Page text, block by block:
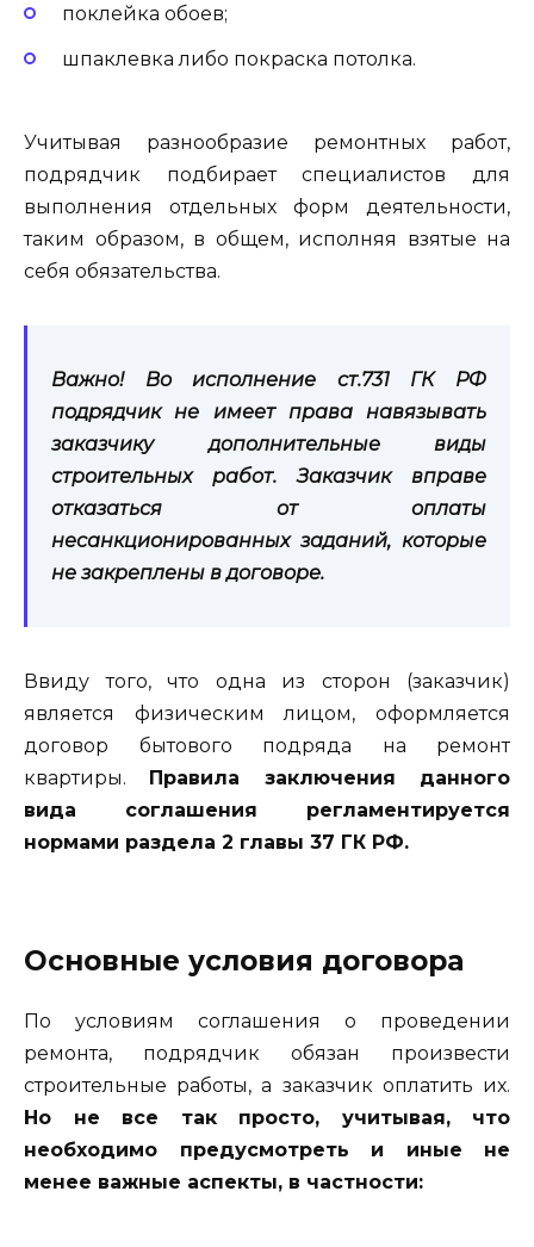
поклейка обоев;
шпаклевка либо покраска потолка.
Учитывая разнообразие ремонтных работ,
подрядчик подбирает специалистов для
выполнения отдельных форм деятельности,
таким образом, в общем, исполняя взятые на
себя обязательства.
Важно! Во исполнение ст.731 ГК РФ
подрядчик не имеет права навязывать
заказчику дополнительные виды
строительных работ. Заказчик вправе
отказаться от оплаты
несанкционированных заданий, которые
не закреплены в договоре.
Ввиду того, что одна из сторон (заказчик)
является физическим лицом, оформляется
договор бытового подряда на ремонт
квартиры. Правила заключения данного
вида соглашения регламентируется
нормами раздела 2 главы 37 ГК РФ.
Основные условия договора
По условиям соглашения о проведении
ремонта, подрядчик обязан произвести
строительные работы, а заказчик оплатить их.
Но не все так просто, учитывая, что
необходимо предусмотреть и иные не
менее важные аспекты, в частности: